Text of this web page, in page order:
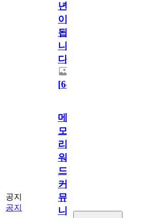
년
이
됩
니
다.
[64
공지
공지
메
모
리
워
드
커
뮤
니